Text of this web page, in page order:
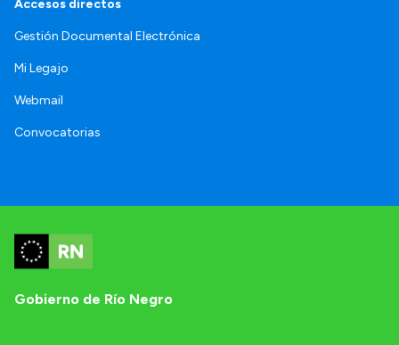
Accesos directos
Gestión Documental Electrónica
Mi Legajo
Webmail
Convocatorias
Gobierno de Río Negro